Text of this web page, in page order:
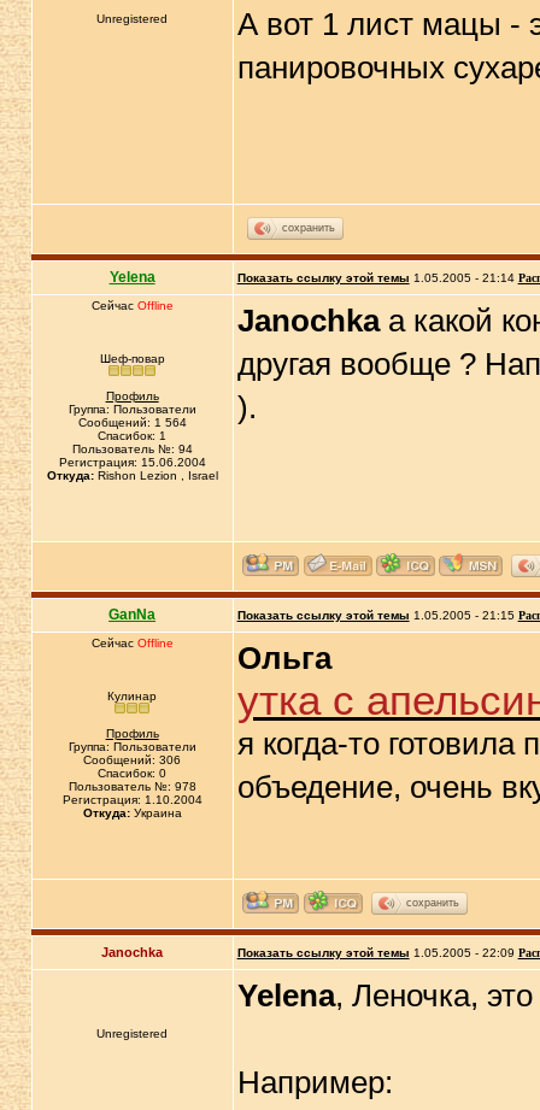
Unregistered
А вот 1 лист мацы -
панировочных
сохранить
Yelena Показать ссылку этой темы 1.05.2005 - 21:14
Сейчас Offline
Шеф-повар
Профиль
Группа: Пользователи
Сообщений: 1 564
Спасибок: 1
Пользователь №: 94
Регистрация: 15.06.2004
Откуда:Rishon Lezion , Israel
Janochkaа какой
другая вообще ?
).
GanNa Показать ссылку этой темы 1.05.2005 - 21:15
Сейчас Offline
Кулинар
Профиль
Группа: Пользователи
Сообщений: 306
Спасибок: 0
Пользователь №: 978
Регистрация: 1.10.2004
Откуда:Украина
Ольга
утка с
я когда-то готовила
объедение, очень
сохранить
Janochka Показать ссылку этой темы 1.05.2005 - 22:09
Unregistered
Yelena, Леночка,
Например: